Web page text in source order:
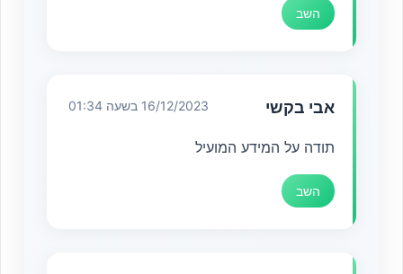
השב
אבי בקשי 16/12/2023 בשעה 01:34
תודה על המידע המועיל
השב